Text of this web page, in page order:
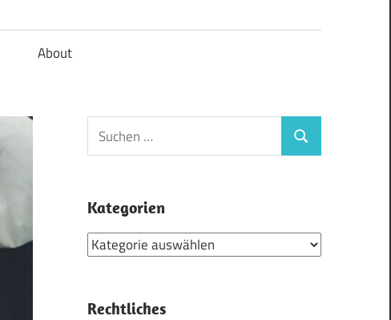
About
Suchen
nach:
Suchen
Kategorien
Kategorien
Rechtliches